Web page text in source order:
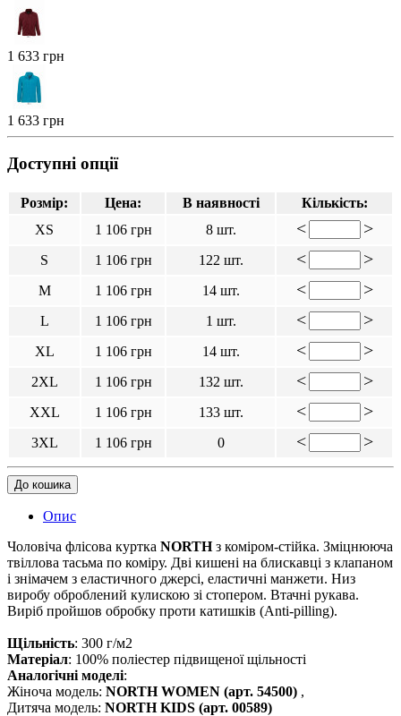
1 633 грн
1 633 грн
Доступні опції
Розмір: Цена: В наявності
Кількість:
XS
1 106 грн 8 шт. < >
S 1 106 грн 122 шт. < >
M 1 106 грн 14 шт. < >
L 1 106 грн 1 шт. < >
XL 1 106 грн 14 шт. < >
2XL 1 106 грн 132 шт. < >
XXL 1 106 грн 133 шт. < >
3XL 1 106 грн 0 < >
До кошика
Опис
Чоловіча флісова куртка NORTHз коміром-стійка. Зміцнююча
твіллова тасьма по коміру. Дві кишені на блискавці з клапаном
і знімачем з еластичного джерсі, еластичні манжети. Низ
виробу оброблений кулискою зі стопером. Втачні рукава.
Виріб пройшов обробку проти катишків (Anti-pilling).
Щільність: 300 г/м2
Матеріал: 100% поліестер підвищеної щільності
Аналогічні моделі:
Жіноча модель: NORTH WOMEN (арт. 54500) ,
Дитяча модель: NORTH KIDS (арт. 00589)